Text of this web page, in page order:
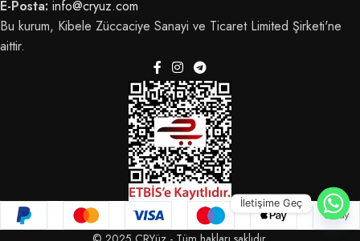
E-Posta: info@cryuz.com
Bu kurum, Kibele Züccaciye Sanayi ve Ticaret Limited Şirketi'ne
aittir.
İletişime Geç